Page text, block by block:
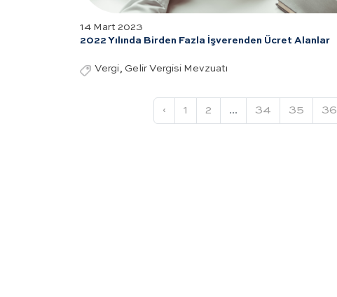
14 Mart 2023
2022 Yılında Birden Fazla İşverenden Ücret Alanlar
Vergi, Gelir Vergisi Mevzuatı
‹ 1 2 ... 34 35 36